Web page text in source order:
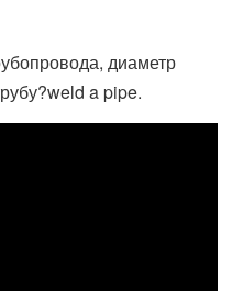
диаметр
a pipe.